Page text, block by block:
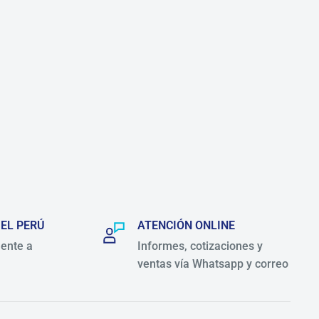
PERÚ
a
ATENCIÓN ONLINE
Informes, cotizaciones y
ventas vía Whatsapp y correo